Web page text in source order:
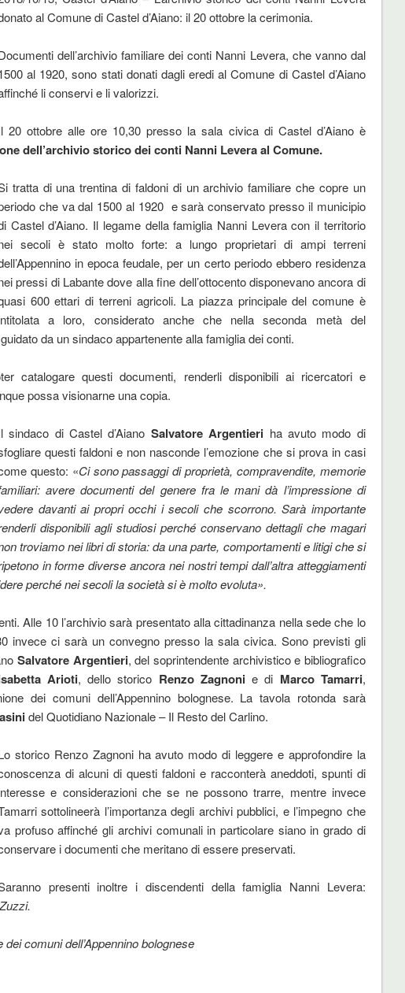
al Comune di Castel d’Aiano: il 20 ottobre la cerimonia.
dell’archivio familiare dei conti Nanni Levera, che vanno dal
al 1920, sono stati donati dagli eredi al Comune di Castel d’Aiano
li conservi e li valorizzi.
20 ottobre alle ore 10,30 presso la sala civica di Castel d’Aiano è
dell’archivio storico dei conti Nanni Levera al Comune.
tratta di una trentina di faldoni di un archivio familiare che copre un
che va dal 1500 al 1920 e sarà conservato presso il municipio
Castel d’Aiano. Il legame della famiglia Nanni Levera con il territorio
secoli è stato molto forte: a lungo proprietari di ampi terreni
in epoca feudale, per un certo periodo ebbero residenza
pressi di Labante dove alla fine dell’ottocento disponevano ancora di
600 ettari di terreni agricoli. La piazza principale del comune è
a loro, considerato anche che nella seconda metà del
da un sindaco appartenente alla famiglia dei conti.
catalogare questi documenti, renderli disponibili ai ricercatori e
possa visionarne una copia.
sindaco di Castel d’Aiano Salvatore Argentieri ha avuto modo di
questi faldoni e non nasconde l’emozione che si prova in casi
questo: «Ci sono passaggi di proprietà, compravendite, memorie
avere documenti del genere fra le mani dà l’impressione di
davanti ai propri occhi i secoli che scorrono. Sarà importante
disponibili agli studiosi perché conservano dettagli che magari
troviamo nei libri di storia: da una parte, comportamenti e litigi che si
in forme diverse ancora nei nostri tempi dall’altra atteggiamenti
perché nei secoli la società si è molto evoluta».
Alle 10 l’archivio sarà presentato alla cittadinanza nella sede che lo
invece ci sarà un convegno presso la sala civica. Sono previsti gli
Salvatore Argentieri, del soprintendente archivistico e bibliografico
Arioti, dello storico Renzo Zagnonie di Marco Tamarri,
dei comuni dell’Appennino bolognese. La tavola rotonda sarà
del Quotidiano Nazionale – Il Resto del Carlino.
storico Renzo Zagnoni ha avuto modo di leggere e approfondire la
di alcuni di questi faldoni e racconterà aneddoti, spunti di
e considerazioni che se ne possono trarre, mentre invece
sottolineerà l’importanza degli archivi pubblici, e l’impegno che
profuso affinché gli archivi comunali in particolare siano in grado di
i documenti che meritano di essere preservati.
presenti inoltre i discendenti della famiglia Nanni Levera:
Zuzzi.
comuni dell’Appennino bolognese